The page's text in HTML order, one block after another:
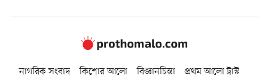
নাগরিক সংবাদ কিশোর আলো বিজ্ঞানচিন্তা
প্রথম আলো ট্রাস্ট